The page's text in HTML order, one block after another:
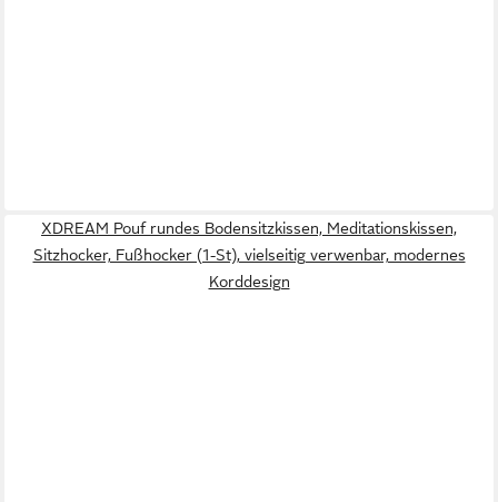
XDREAM Pouf rundes Bodensitzkissen, Meditationskissen,
Sitzhocker, Fußhocker (1-St), vielseitig verwenbar, modernes
Korddesign